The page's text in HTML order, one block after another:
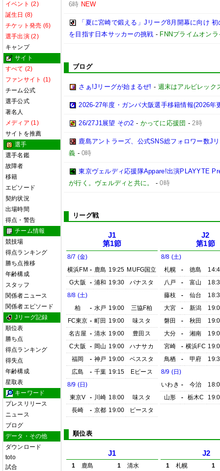
イベント (2)
誕生日 (8)
チケット発売 (6)
選手出演 (2)
キャンプ
サイト
すべて (2)
ファンサイト (1)
チーム公式
選手公式
著名人
メディア (1)
サイトを推薦
選手
選手名鑑
故障者
移籍
エピソード
契約状況
出場時間
得点・警告
チーム情報
競技場
得点ランキング
勝ち点推移
年齢構成
スタッフ
関係者ニュース
関係者エピソード
Jリーグ記録
順位表
勝ち点
得点ランキング
得失点
年齢構成
星取表
キーワード
プレスリリース
ニュース
ブログ
データ・その他
ダウンロード
toto
試合
6時 NEW
「夏に宮崎で鍛える」Jリーグ8月開幕に向け
を目指す日本サッカーの挑戦 - FNNプライムオンラ
ブログ
さぁ!Jリーグが始まるぜ! - 週末はアルビレック
2026-27年度・ガンバ大阪選手移籍情報(2026年
26/27J1展望 その2 - かってに応援団 -2時
鹿島アントラーズ、公式SNS総フォロワー数J
義 -0時
東京ヴェルディ応援隊Appare!出演PLAYYTE
が行く。ヴェルディと共に。
-0時
リーグ戦
J1
第1節
8/7 (金)
横浜FM - 鹿島 19:25 MUFG国立
G大阪
- 浦和 19:30
パナスタ
8/8 (土)
柏
- 水戸 19:00
三協F柏
FC東京 - 町田 19:00
味スタ
名古屋 - 清水 19:00
豊田ス
C大阪
- 岡山 19:00
ハナサカ
福岡
- 神戸 19:00
ベススタ
広島
- 千葉 19:15
Eピース
8/9 (日)
東京V
- 川崎 18:00
味スタ
長崎
- 京都 19:00 ピースタ
J2
第1節
8/8 (土)
札幌
- 徳島
八戸
- 富山
藤枝
- 仙台
大宮
- 新潟
磐田
- 秋田
大分
- 湘南
宮崎
- 横浜FC
鳥栖
- 甲府
8/9 (日)
いわき - 今治
山形
- 栃木C
順位表
J1
1 鹿島 1
清水
J2
1 札幌
1